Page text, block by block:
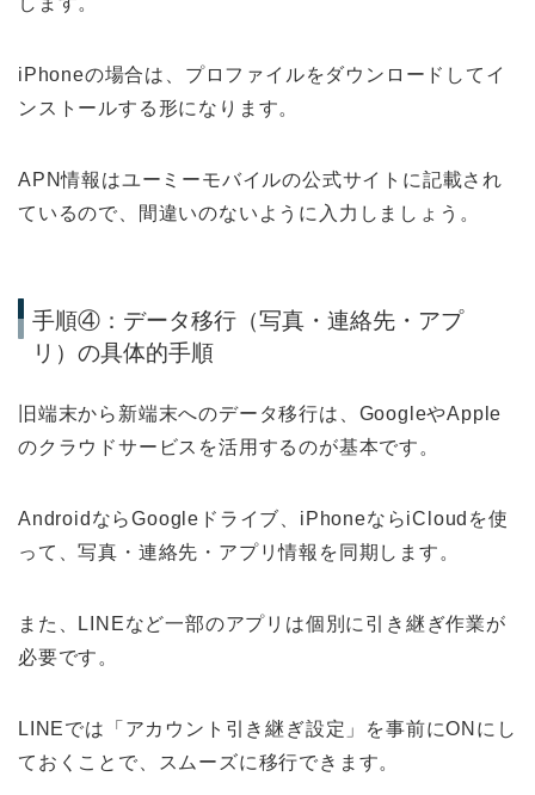
iPhoneの場合は、プロファイルをダウンロードしてイ
ンストールする形になります。
APN情報はユーミーモバイルの公式サイトに記載され
ているので、間違いのないように入力しましょう。
手順④：データ移行（写真・連絡先・アプ
リ）の具体的手順
旧端末から新端末へのデータ移行は、GoogleやApple
のクラウドサービスを活用するのが基本です。
AndroidならGoogleドライブ、iPhoneならiCloudを使
って、写真・連絡先・アプリ情報を同期します。
また、LINEなど一部のアプリは個別に引き継ぎ作業が
必要です。
LINEでは「アカウント引き継ぎ設定」を事前にONにし
ておくことで、スムーズに移行できます。